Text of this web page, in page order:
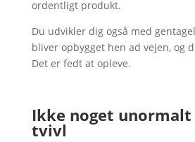
ordentligt produkt.
Du udvikler dig også med
bliver opbygget hen ad vejen, og
Det er fedt at opleve.
Ikke noget
tvivl